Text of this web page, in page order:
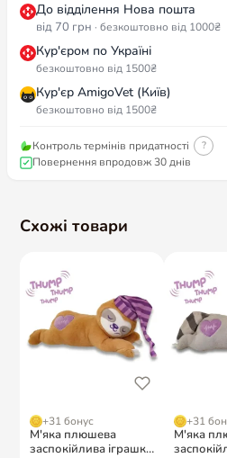
До відділення Нова пошта
від 70 грн · безкоштовно від 1000₴
Кур'єром по Україні
безкоштовно від 1500₴
Кур'єр AmigoVet (Київ)
безкоштовно від 1500₴
Контроль термінів придатності ?
Повернення впродовж 30 днів
Схожі товари